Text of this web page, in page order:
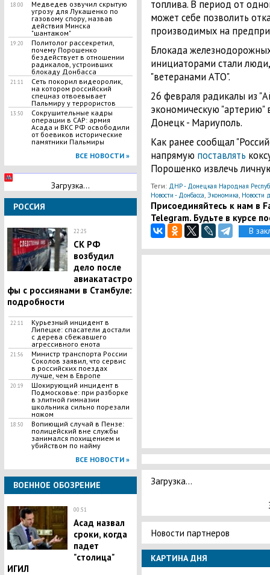
18:00
Медведев озвучил скрытую
угрозу для Лукашенко по
газовому спору, назвав
действия Минска
"шантажом"
19:20
Политолог рассекретил,
почему Порошенко
бездействует в отношении
радикалов, устроивших
блокаду Донбасса
21:11
Сеть покорил видеоролик,
на котором российский
спецназ отвоевывает
Пальмиру у террористов
13:50
Сокрушительные кадры
операции в САР: армия
Асада и ВКС РФ освободили
от боевиков исторические
памятники Пальмиры
ВСЕ НОВОСТИ »
Загрузка...
РОССИЯ
22:25
СК РФ
возбудил
дело после
авиакатастро
фы с россиянами в Стамбуле:
подробности
22:11
​Курьезный инцидент в
Липецке: спасатели достали
с дерева сбежавшего
агрессивного енота
21:56
Министр транспорта России
Соколов заявил, что сервис
в российских поездах
лучше, чем в Европе
20:19
​Шокирующий инцидент в
Подмосковье: при разборке
в элитной гимназии
школьника сильно порезали
ножом
18:50
Вопиющий случай в Пензе:
полицейский вне службы
занимался похищением и
убийством по найму
ВСЕ НОВОСТИ »
ВОЕННОЕ ОБОЗРЕНИЕ
00:51
Асад назвал
сроки, когда
падет
"столица"
ИГИЛ
топлива. В период от
может себе позволить
производимых на
Блокада
инициаторами стали
"ветеранами АТО".
26 февраля радикалы из
экономическую "артерию"
Донецк - Мариуполь.
Как ранее сообщал
напрямую поставлять
Порошенко извлечь
Теги: ДНР - Донецкая Народная
Новости - Донбасса, Экономика, Новости
Присоединяйтесь к нам в
Telegram. Будьте в курсе
В
Загрузка...
Новости партнеров
КАРТИНА ДНЯ